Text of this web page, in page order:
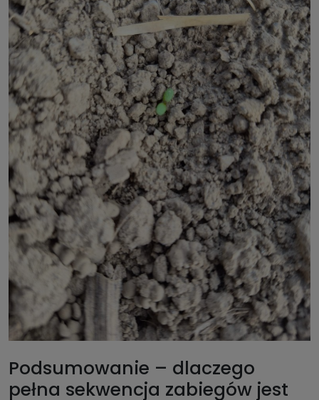
Podsumowanie – dlaczego
pełna sekwencja zabiegów jest